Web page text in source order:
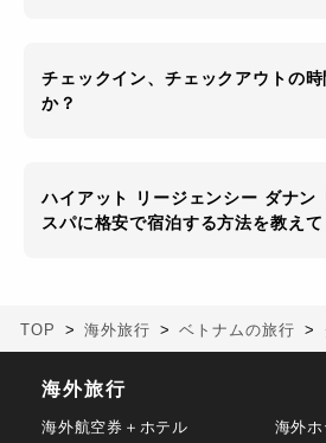
チェックイン、チェックアウトの
か？
ハイアット リージェンシー ダナン
スパに格安で宿泊する方法を教えて
TOP 海外旅行 ベトナムの旅行
海外旅行
海外航空券＋ホテル
海外